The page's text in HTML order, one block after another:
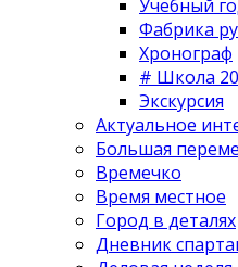
Учебный
Фабрика
Хронограф
# Школа
Экскурсия
Актуальное
Большая
Времечко
Время местное
Город в деталях
Дневник